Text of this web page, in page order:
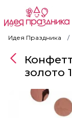
Идея Праздника
золото